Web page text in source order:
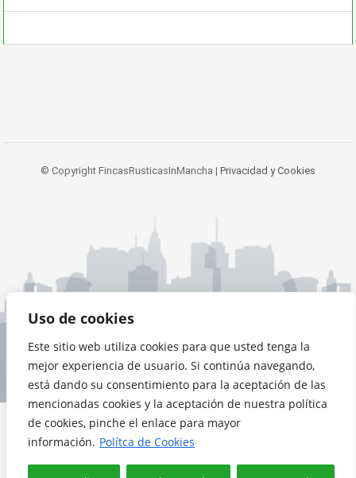
Uso de cookies
Este sitio web utiliza cookies para que usted tenga la
mejor experiencia de usuario. Si continúa navegando,
está dando su consentimiento para la aceptación de las
mencionadas cookies y la aceptación de nuestra política
de cookies, pinche el enlace para mayor
información. Polítca de Cookies
© Copyright FincasRusticasInMancha | Privacidad y Cookies